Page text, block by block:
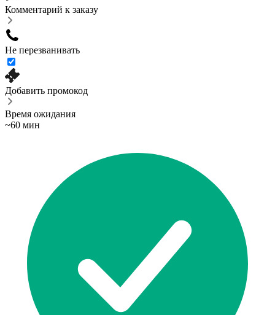
Комментарий к заказу
Не перезванивать
Добавить промокод
Время ожидания
~60 мин